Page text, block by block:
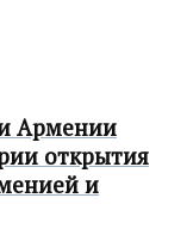
Армении
открытия
и